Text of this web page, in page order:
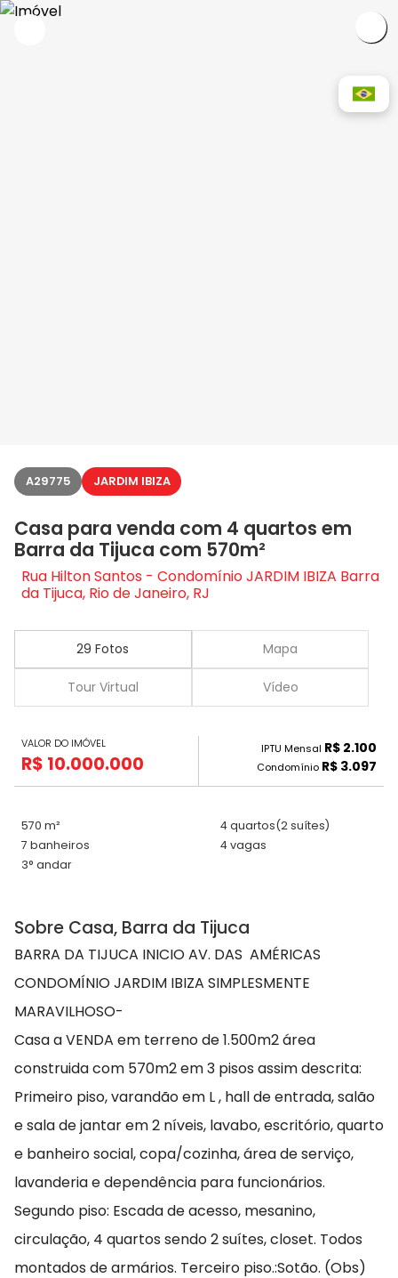
A29775 JARDIM IBIZA
Casa para venda com 4 quartos em
Barra da Tijuca com 570m²
Rua Hilton Santos - Condomínio JARDIM IBIZA Barra
da Tijuca, Rio de Janeiro, RJ
29 Fotos Mapa
Tour Virtual Vídeo
VALOR DO IMÓVEL
R$ 10.000.000
IPTU Mensal R$ 2.100
Condomínio R$ 3.097
570 m² 4 quartos(2 suítes)
7 banheiros
4 vagas
3° andar
Sobre Casa, Barra da Tijuca
BARRA DA TIJUCA INICIO AV. DAS AMÉRICAS
CONDOMÍNIO JARDIM IBIZA SIMPLESMENTE
MARAVILHOSO-
Casa a VENDA em terreno de 1.500m2 área
construida com 570m2 em 3 pisos assim descrita:
Primeiro piso, varandão em L , hall de entrada, salão
e sala de jantar em 2 níveis, lavabo, escritório, quarto
e banheiro social, copa/cozinha, área de serviço,
lavanderia e dependência para funcionários.
Segundo piso: Escada de acesso, mesanino,
circulação, 4 quartos sendo 2 suítes, closet. Todos
montados de armários. Terceiro piso.:Sotão. (Obs)